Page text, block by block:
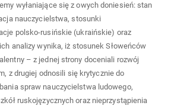
wyłaniające się z owych doniesień: stan
nauczycielstwa, stosunki
polsko-rusińskie (ukraińskie) oraz
analizy wynika, iż stosunek Słoweńców
– z jednej strony doceniali rozwój
z drugiej odnosili się krytycznie do
spraw nauczycielstwa ludowego,
ruskojęzycznych oraz nieprzystąpienia